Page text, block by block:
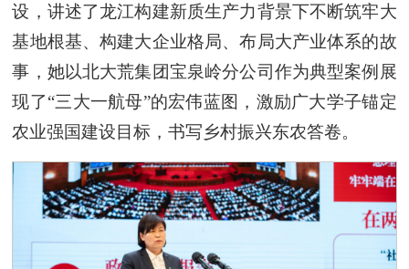
设，讲述了龙江构建新质生产力背景下不断筑牢大
基地根基、构建大企业格局、布局大产业体系的故
事，她以北大荒集团宝泉岭分公司作为典型案例展
现了“三大一航母”的宏伟蓝图，激励广大学子锚定
农业强国建设目标，书写乡村振兴东农答卷。